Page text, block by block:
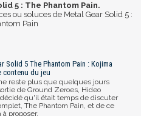
5 : The Phantom Pain.
ou soluces de Metal Gear Solid 5 :
Pain
Solid 5 The Phantom Pain : Kojima
contenu du jeu
reste plus que quelques jours
de Ground Zeroes, Hideo
décidé qu'il était temps de discuter
The Phantom Pain, et de ce
proposer.